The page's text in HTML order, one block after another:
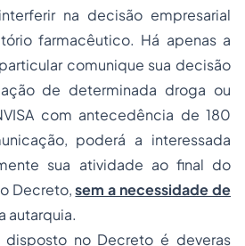
interferir na decisão empresarial
farmacêutico. Há apenas a
comunique sua decisão
de determinada droga ou
com antecedência de 180
poderá a interessada
sua atividade ao final do
Decreto,sem a necessidade de
autarquia.
disposto no Decreto é deveras